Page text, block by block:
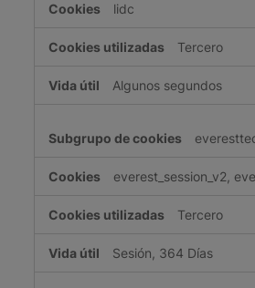
lidc
Tercero
Algunos segundos
everest_session_v2,
Tercero
Sesión, 364 Días